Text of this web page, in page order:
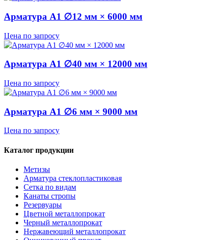
Арматура А1 ∅12 мм × 6000 мм
Цена по запросу
Арматура А1 ∅40 мм × 12000 мм
Цена по запросу
Арматура А1 ∅6 мм × 9000 мм
Цена по запросу
Каталог продукции
Метизы
Арматура стеклопластиковая
Сетка по видам
Канаты стропы
Резервуары
Цветной металлопрокат
Черный металлопрокат
Нержавеющий металлопрокат